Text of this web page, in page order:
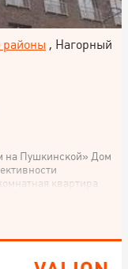
районы , Нагорный
на Пушкинской» Дом
квартира
и Пушкинской по ул.
- Великолепное
Харькова -
качества. -